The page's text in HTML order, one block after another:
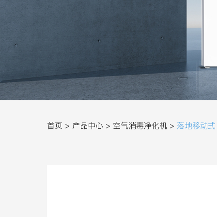
首页 > 产品中心 > 空气消毒净化机 > 落地移动式